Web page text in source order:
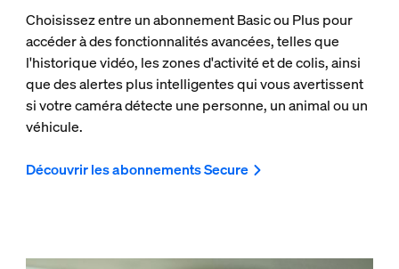
Choisissez entre un abonnement Basic ou Plus pour
accéder à des fonctionnalités avancées, telles que
l'historique vidéo, les zones d'activité et de colis, ainsi
que des alertes plus intelligentes qui vous avertissent
si votre caméra détecte une personne, un animal ou un
véhicule.
Découvrir les abonnements Secure